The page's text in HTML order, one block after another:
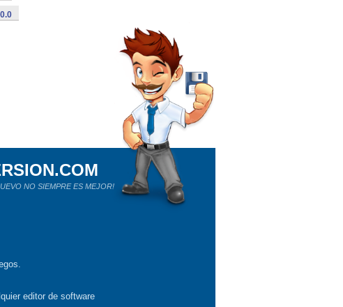
NO SIEMPRE ES MEJOR!
editor de software